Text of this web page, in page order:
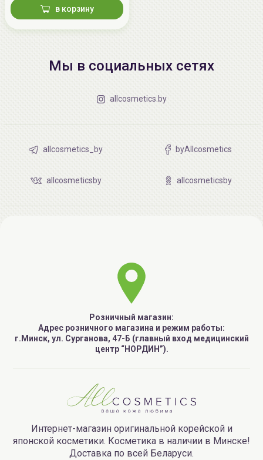
в корзину
Мы в социальных сетях
allcosmetics.by
allcosmetics_by byAllcosmetics
allcosmeticsby allcosmeticsby
Розничный магазин:
Адрес розничного магазина и режим работы:
г.Минск, ул. Сурганова, 47-Б (главный вход медицинский
центр “НОРДИН”).
Интернет-магазин оригинальной корейской и
японской косметики. Косметика в наличии в Минске!
Доставка по всей Беларуси.